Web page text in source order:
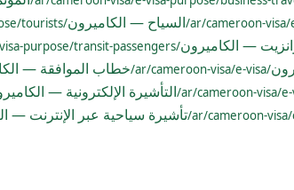
السياح — الكاميرون/ar/cameroon-visa/e-visa-purpose/tourists/
— الكاميرون/ar/cameroon-visa/e-visa-purpose/transit-passengers/
/ar/cameroon-visa/e-visa/ خطاب الموافقة —
التأشيرة الإلكترونية —
تأشيرة سياحية عبر الإنترنت —